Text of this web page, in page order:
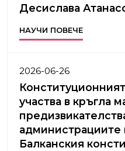
Десислава
НАУЧИ ПОВЕЧЕ
2026-06-26
участва в кръгла
администрациите
Балканския